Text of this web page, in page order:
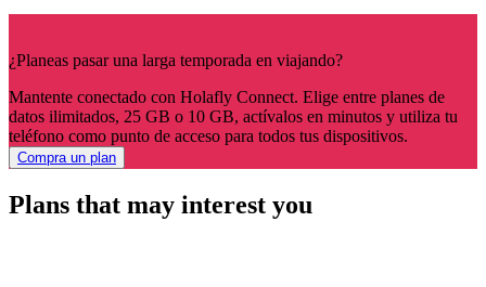
¿Planeas pasar una larga temporada en viajando?
Mantente conectado con Holafly Connect. Elige entre planes de
datos ilimitados, 25 GB o 10 GB, actívalos en minutos y utiliza tu
teléfono como punto de acceso para todos tus dispositivos.
Compra un plan
Plans that may interest you